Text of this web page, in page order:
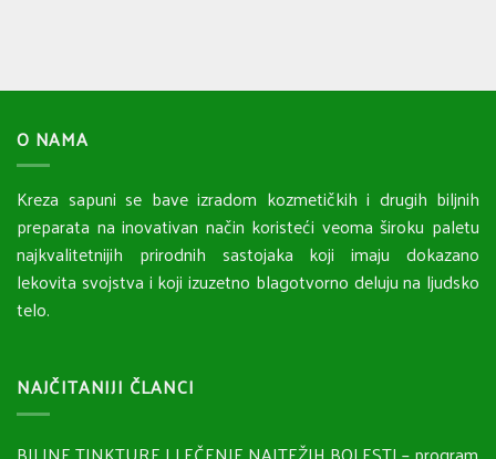
O NAMA
Kreza sapuni se bave izradom kozmetičkih i drugih biljnih
preparata na inovativan način koristeći veoma široku paletu
najkvalitetnijih prirodnih sastojaka koji imaju dokazano
lekovita svojstva i koji izuzetno blagotvorno deluju na ljudsko
telo.
NAJČITANIJI ČLANCI